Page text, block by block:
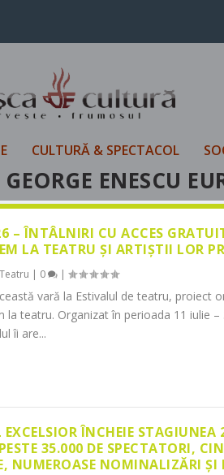
CULTURĂ & SPECTACOL
ENESCU
– ÎNTÂLNIRI CU ACCES
LA TEATRU ȘI ARTIȘTII LOR
Teatru | 0 |
vară la Estivalul de teatru, proiect
teatru. Organizat în perioada 11 iulie –
îi are...
EXCELSIOR ÎNCHEIE STAGIUNEA
35.000 DE SPECTATORI,
NUMEROASE NOMINALIZĂRI ȘI